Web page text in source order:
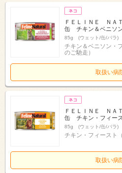
ＦＥＬＩＮＥ ＮＡ
缶 チキン＆ベニソ
85g (ウェット/缶/バラ)
チキン＆ベニソン・
のご馳走）
取扱い病
ＦＥＬＩＮＥ ＮＡ
缶 チキン・フィー
85g (ウェット/缶/バラ)
チキン・フィースト
取扱い病